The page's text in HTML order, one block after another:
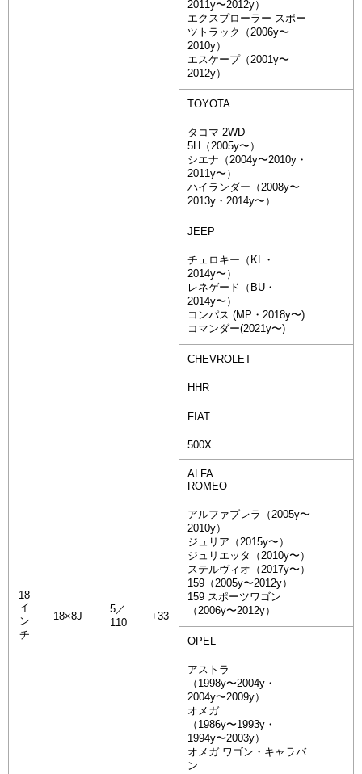
2011y〜2012y）
エクスプローラー スポー
ツトラック（2006y〜
2010y）
エスケープ（2001y〜
2012y）
TOYOTA
タコマ 2WD
5H（2005y〜）
シエナ（2004y〜2010y・
2011y〜）
ハイランダー（2008y〜
2013y・2014y〜）
18
イ
ン
チ
18×8J
5／
110
+33
JEEP
チェロキー（KL・
2014y〜）
レネゲード（BU・
2014y〜）
コンパス (MP・2018y〜)
コマンダー(2021y〜)
CHEVROLET
HHR
FIAT
500X
ALFA
ROMEO
アルファブレラ（2005y〜
2010y）
ジュリア（2015y〜）
ジュリエッタ（2010y〜）
ステルヴィオ（2017y〜）
159（2005y〜2012y）
159 スポーツワゴン
（2006y〜2012y）
OPEL
アストラ
（1998y〜2004y・
2004y〜2009y）
オメガ
（1986y〜1993y・
1994y〜2003y）
オメガ ワゴン・キャラバ
ン